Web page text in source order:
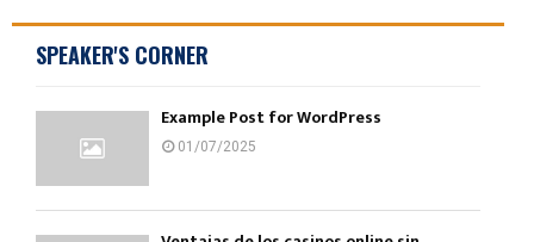
articoli
SPEAKER'S CORNER
Example Post for WordPress
01/07/2025